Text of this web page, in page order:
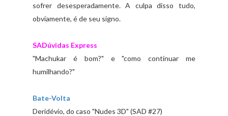
sofrer desesperadamente. A culpa disso tudo,
obviamente, é de seu signo.
SADúvidas Express
"Machukar é bom?" e "como continuar me
humilhando?"
Bate-Volta
Deridévio, do caso "Nudes 3D" (SAD #27)